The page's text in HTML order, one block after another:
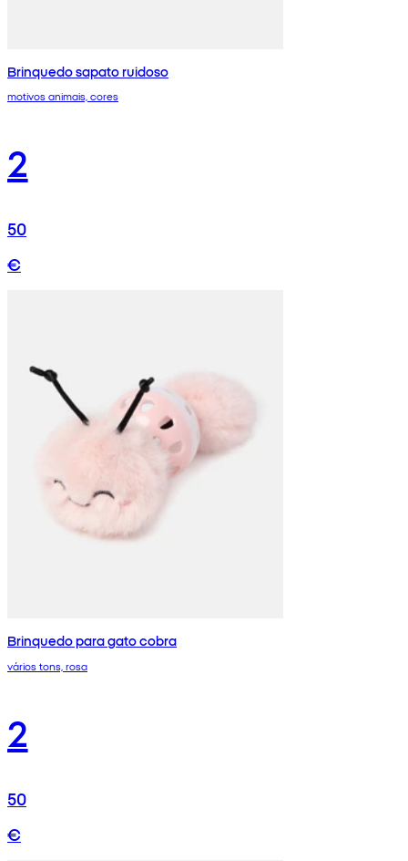
Brinquedo sapato ruidoso
motivos animais, cores
2
50
€
Brinquedo para gato cobra
vários tons, rosa
2
50
€